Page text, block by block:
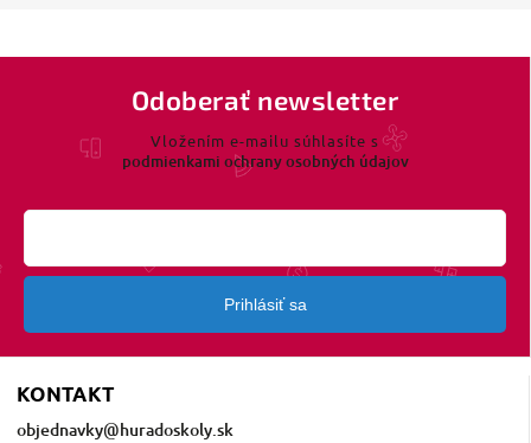
KONTAKT
objednavky@huradoskoly.sk
Odoberať newsletter
Vložením e-mailu súhlasíte s
podmienkami ochrany osobných údajov
Prihlásiť sa